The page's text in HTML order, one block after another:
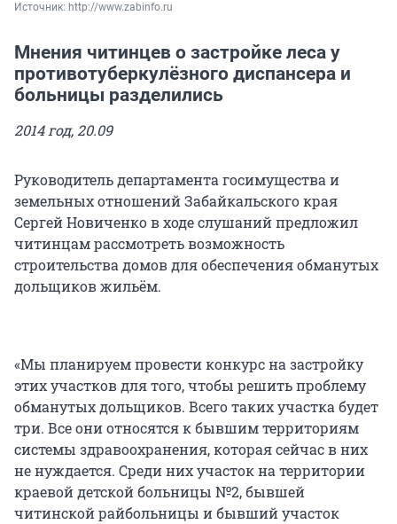
Источник: http://www.zabinfo.ru
Мнения читинцев о застройке леса у
противотуберкулёзного диспансера и
больницы разделились
2014 год, 20.09
Руководитель департамента госимущества и
земельных отношений Забайкальского края
Сергей Новиченко в ходе слушаний предложил
читинцам рассмотреть возможность
строительства домов для обеспечения обманутых
дольщиков жильём.
«Мы планируем провести конкурс на застройку
этих участков для того, чтобы решить проблему
обманутых дольщиков. Всего таких участка будет
три. Все они относятся к бывшим территориям
системы здравоохранения, которая сейчас в них
не нуждается. Среди них участок на территории
краевой детской больницы №2, бывшей
читинской райбольницы и бывший участок